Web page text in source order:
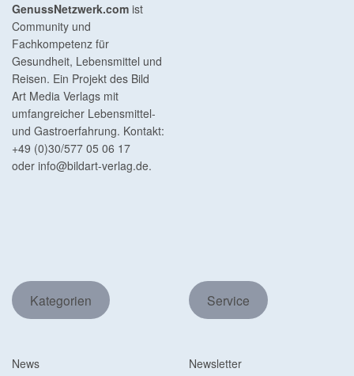
GenussNetzwerk.com ist
Community und
Fachkompetenz für
Gesundheit, Lebensmittel und
Reisen. Ein Projekt des Bild
Art Media Verlags mit
umfangreicher Lebensmittel-
und Gastroerfahrung. Kontakt:
+49 (0)30/577 05 06 17
oder info@bildart-verlag.de.
Kategorien
News
Service
Newsletter